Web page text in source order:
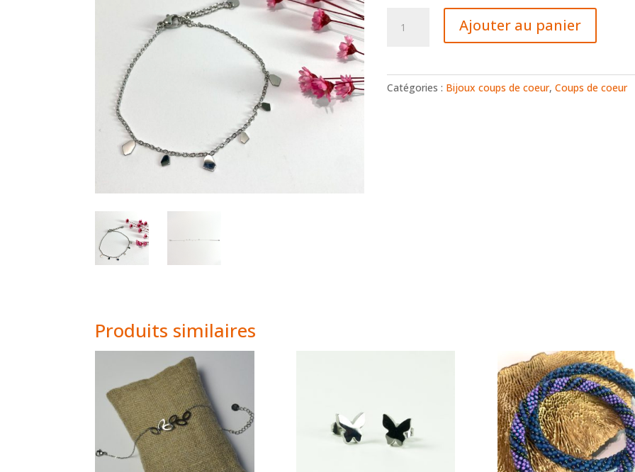
Ajouter au panier
Catégories : Bijoux coups de coeur,Coups de coeur
Produits similaires